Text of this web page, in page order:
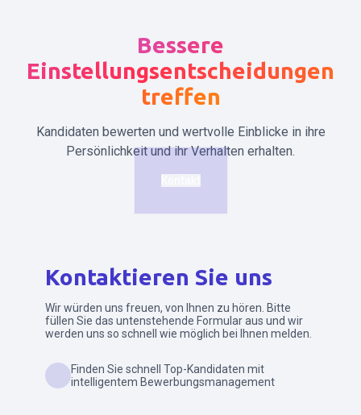
Bessere
Einstellungsentscheidungen
treffen
Kandidaten bewerten und wertvolle Einblicke in ihre
Persönlichkeit und ihr Verhalten erhalten.
Kontaktieren Sie uns
Wir würden uns freuen, von Ihnen zu hören. Bitte
füllen Sie das untenstehende Formular aus und wir
werden uns so schnell wie möglich bei Ihnen melden.
Finden Sie schnell Top-Kandidaten mit
intelligentem Bewerbungsmanagement